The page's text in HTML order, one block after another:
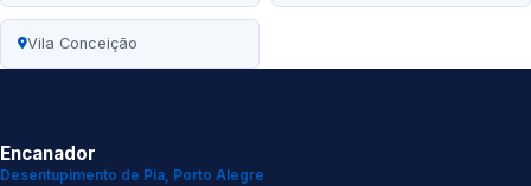
Vila Conceição
Encanador
Desentupimento de Pia, Porto Alegre